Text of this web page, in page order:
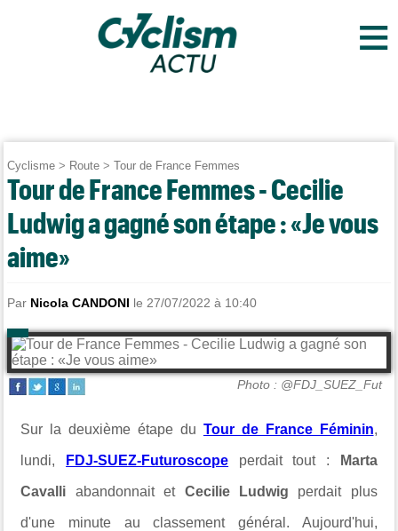
≡
Cyclisme > Route >Tour de France Femmes
Tour de France Femmes - Cecilie
Ludwig a gagné son étape : «Je vous
aime»
Par Nicola CANDONI le 27/07/2022 à 10:40
Photo : @FDJ_SUEZ_Fut
Sur la deuxième étape du Tour de France Féminin,
lundi, FDJ-SUEZ-Futuroscope perdait tout : Marta
Cavalli abandonnait et Cecilie Ludwig perdait plus
d'une minute au classement général. Aujourd'hui,